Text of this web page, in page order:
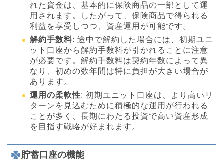
れた資金は、基本的に保険商品の一部として運
用されます。したがって、保険商品で得られる
利益を享受しつつ、資産運用が可能です。
解約手数料: 途中で解約した場合には、初期ユニ
ット口座から解約手数料が引かれることに注意
が必要です。解約手数料は契約年数によって異
なり、初めの数年間は特に負担が大きい場合が
あります。
運用の柔軟性: 初期ユニット口座は、より高いリ
ターンを見込むために積極的な運用が行われる
ことが多く、長期にわたる投資で高い資産形成
を目指す戦略が好まれます。
貯蓄口座の機能